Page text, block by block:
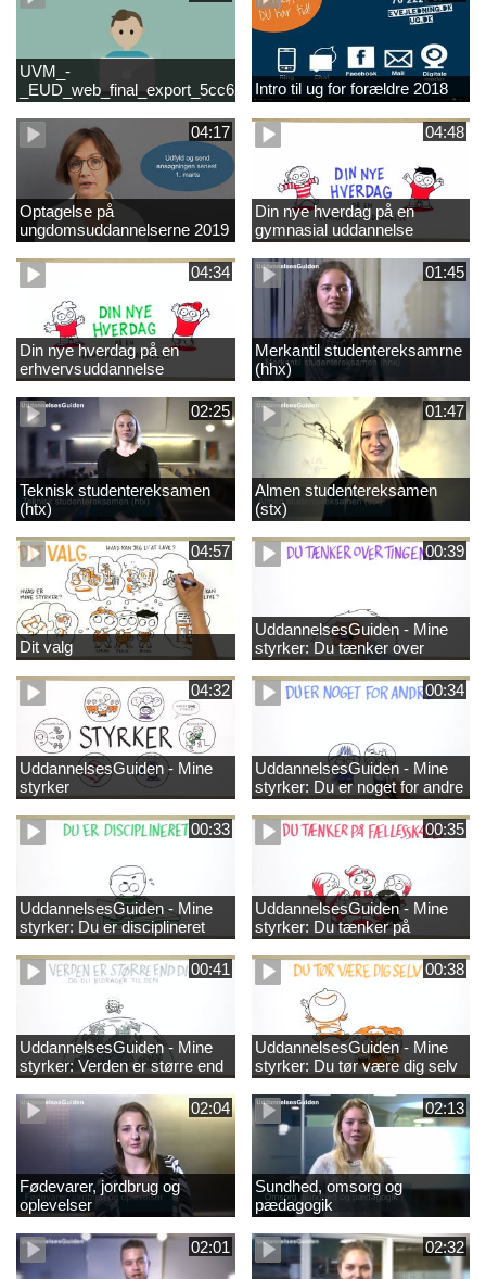
UVM_-
Intro til ug for forældre 2018
04:17
Optagelse på
ungdomsuddannelserne 2019
04:48
Din nye hverdag på en
gymnasial uddannelse
04:34
Din nye hverdag på en
erhvervsuddannelse
01:45
Merkantil studentereksamrne
(hhx)
02:25
Teknisk studentereksamen
(htx)
01:47
Almen studentereksamen
(stx)
04:57
Dit valg
00:39
UddannelsesGuiden - Mine
styrker: Du tænker over
tingene
04:32
UddannelsesGuiden - Mine
styrker
00:34
UddannelsesGuiden - Mine
styrker: Du er noget for andre
00:33
UddannelsesGuiden - Mine
styrker: Du er disciplineret
00:35
UddannelsesGuiden - Mine
styrker: Du tænker på
fællesskabet
00:41
UddannelsesGuiden - Mine
styrker: Verden er større end
dig og du bidrager til den
00:38
UddannelsesGuiden - Mine
styrker: Du tør være dig selv
02:04
Fødevarer, jordbrug og
oplevelser
02:13
Sundhed, omsorg og
pædagogik
02:01 02:32